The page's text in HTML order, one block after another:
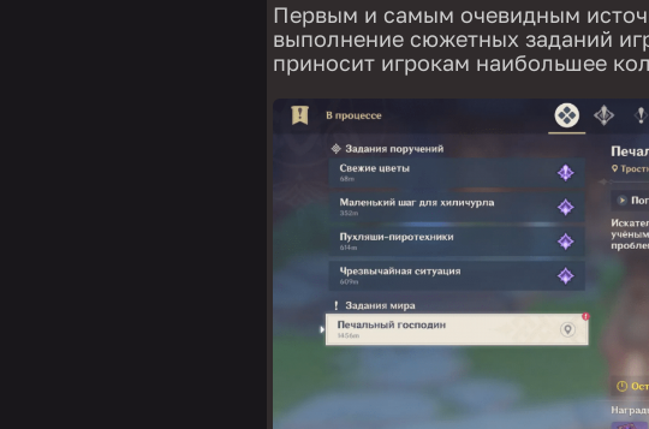
Первым и самым очевидным
выполнение сюжетных заданий
приносит игрокам наибольшее